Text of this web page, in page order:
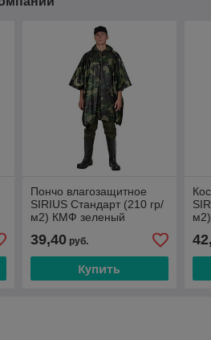
Пончо влагозащитное
SIRIUS Стандарт (210 гр/
м2) КМФ зеленый
39,40руб.
Купить